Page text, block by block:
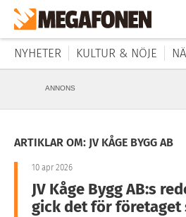
NYHETER KULTUR & NÖJE
ANNONS
ARTIKLAR OM: JV KÅGE BYGG AB
10 apr 2026
JV Kåge Bygg AB:s
gick det för företaget